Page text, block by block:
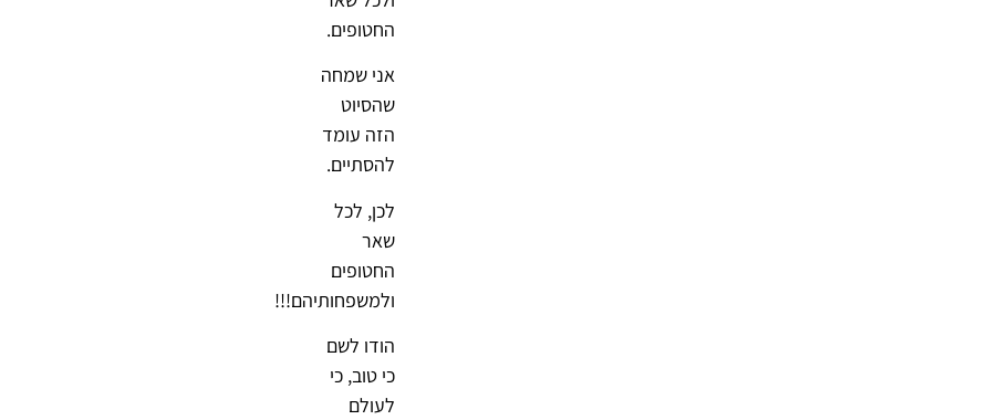
החטופים.
אני שמחה
שהסיוט
הזה עומד
להסתיים.
לכן, לכל
שאר
החטופים
ולמשפחותיהם!!!
הודו לשם
כי טוב, כי
לעולם